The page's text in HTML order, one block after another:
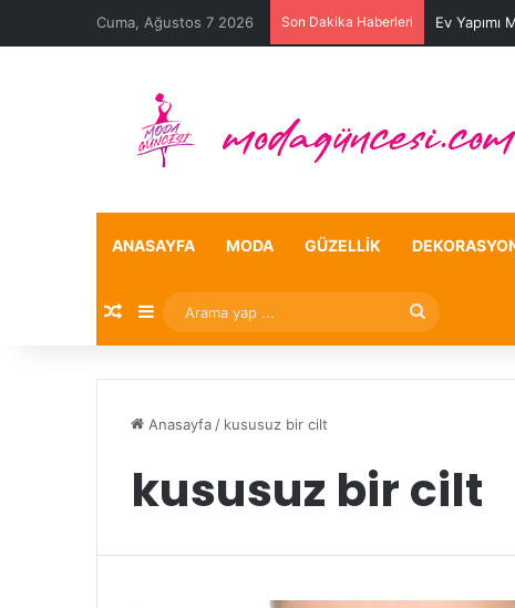
Cuma, Ağustos 7 2026 Son Dakika Haberleri Ev
ANASAYFA MODA GÜZELLIK
Rastgele Makale
Kenar Bölmesi
Arama
yap
Anasayfa / kususuz bir cilt
kususuz bir cilt